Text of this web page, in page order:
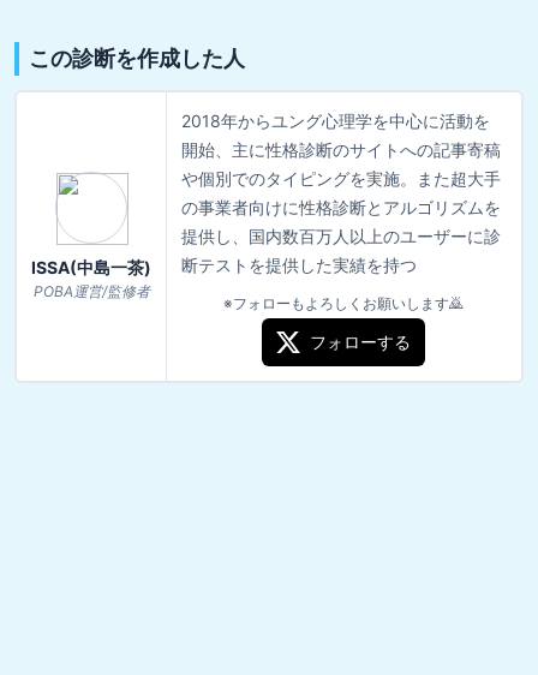
この診断を作成した人
ISSA(中島一茶)
POBA運営/監修者
2018年からユング心理学を中心に活動を
開始、主に性格診断のサイトへの記事寄稿
や個別でのタイピングを実施。また超大手
の事業者向けに性格診断とアルゴリズムを
提供し、国内数百万人以上のユーザーに診
断テストを提供した実績を持つ
※フォローもよろしくお願いします🙇
フォローする